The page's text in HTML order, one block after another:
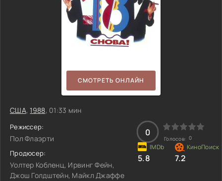
СМОТРЕТЬ ОНЛАЙН
США,1988, 01:33 мин
Режиссер:
Пол Флаэрти
Продюсер:
Уолтер Кобленц, Ирвинг Фейн,
Джош Голдштейн, Майкл Джаффе
0
Голосов: 0
5.8 7.2